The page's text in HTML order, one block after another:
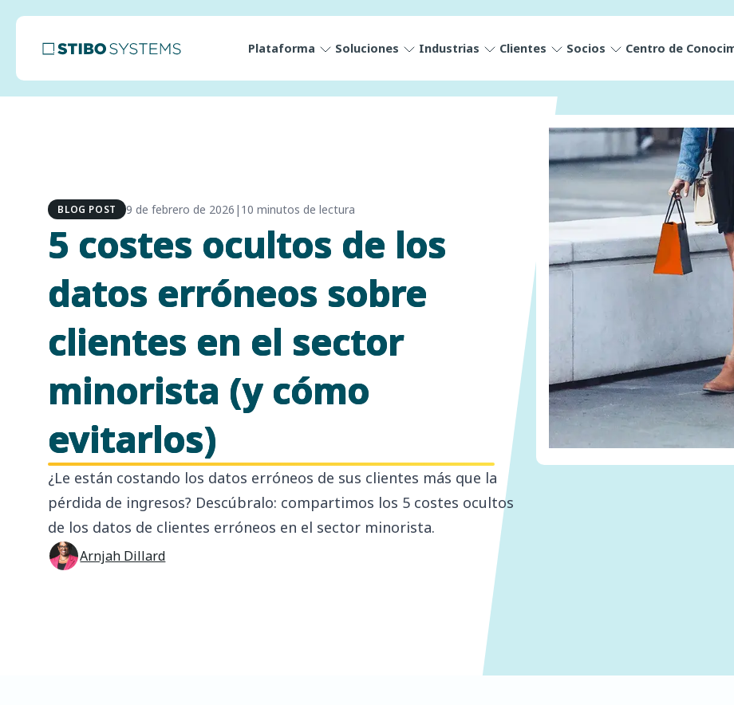
Plataforma Soluciones Industrias Clientes Socios Centro de
BLOG POST 9 de febrero de 2026 | 10 minutos de lectura
5 costes ocultos de los
datos erróneos sobre
clientes en el sector
minorista (y cómo
evitarlos)
¿Le están costando los datos erróneos de sus clientes más que la
pérdida de ingresos? Descúbralo: compartimos los 5 costes ocultos
de los datos de clientes erróneos en el sector minorista.
Arnjah Dillard